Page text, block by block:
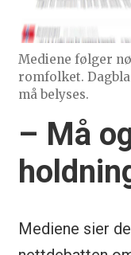
Mediene følger
romfolket.
må belyses.
– Må
Mediene sier